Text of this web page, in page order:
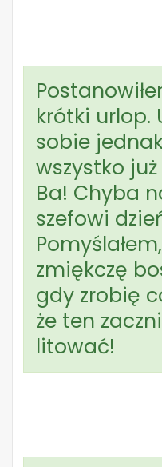
krótki urlop.
sobie
wszystko
Ba! Chyba
szefowi
zmiękczę
gdy zrobię
że ten
litować!